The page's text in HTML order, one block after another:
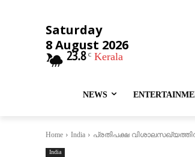
Saturday
8 August 2026
23.8 C Kerala
NEWS
Home India പ്രതിപക്ഷ
India